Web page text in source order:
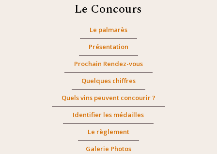
Le Concours
Le palmarès
Présentation
Prochain Rendez-vous
Quelques chiffres
Quels vins peuvent concourir ?
Identifier les médailles
Le règlement
Galerie Photos